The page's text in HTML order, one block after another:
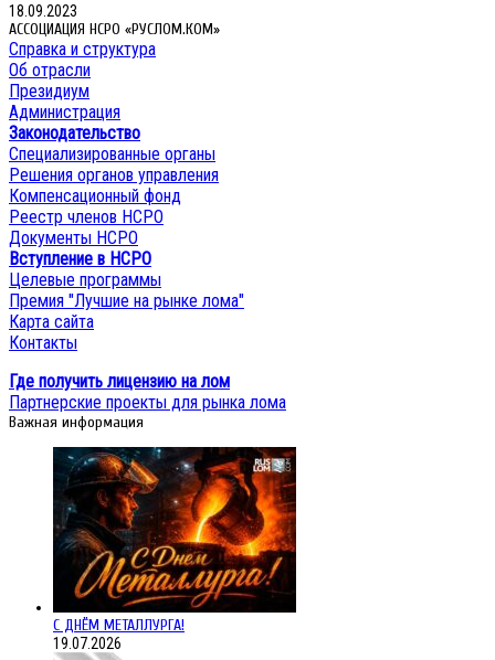
18.09.2023
АССОЦИАЦИЯ НСРО «РУСЛОМ.КОМ»
Справка и структура
Об отрасли
Президиум
Администрация
Законодательство
Специализированные органы
Решения органов управления
Компенсационный фонд
Реестр членов НСРО
Документы НСРО
Вступление в НСРО
Целевые программы
Премия "Лучшие на рынке лома"
Карта сайта
Контакты
Где получить лицензию на лом
Партнерские проекты для рынка лома
Важная информация
С ДНЁМ МЕТАЛЛУРГА!
19.07.2026